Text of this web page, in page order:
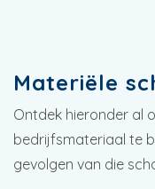
Materiële
Ontdek hieronder al
bedrijfsmateriaal te
gevolgen van die